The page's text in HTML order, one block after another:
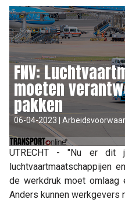
FNV:
moeten
pakken
06-04-2023 |
UTRECHT - "Nu er dit
luchtvaartmaatschappijen
de werkdruk moet omlaag
Anders kunnen werkgevers